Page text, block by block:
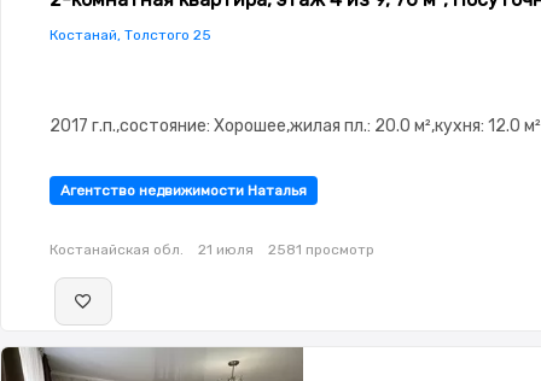
Костанай, Толстого 25
2017 г.п.,состояние: Хорошее,жилая пл.: 20.0 м²,кухня: 12.0 м²
Агентство недвижимости Наталья
Костанайская обл. 21 июля 2581 просмотр